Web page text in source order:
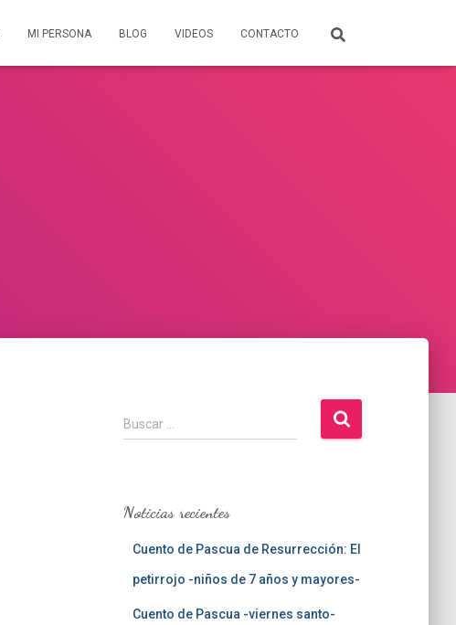
MI PERSONA BLOG VIDEOS CONTACTO
B
u
r
Buscar …
Noticias recientes
Cuento de Pascua de Resurrección: El
petirrojo -niños de 7 años y mayores-
Cuento de Pascua -viernes santo-